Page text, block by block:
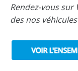
Rendez-vous sur
des nos